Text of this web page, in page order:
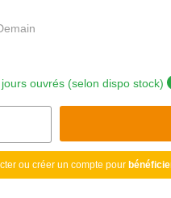
ouvrés (selon dispo stock)
ou créer un compte pour